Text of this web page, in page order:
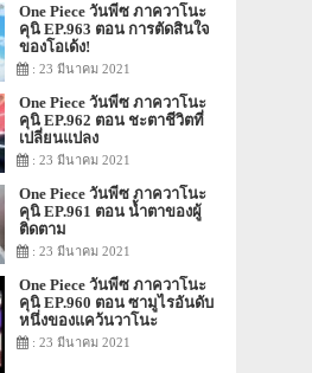
One Piece วันพีซ ภาควาโนะ
คุนิ EP.963 ตอน การตัดสินใจ
ของโอเด้ง!
: 23 มีนาคม 2021
One Piece วันพีซ ภาควาโนะ
คุนิ EP.962 ตอน ชะตาชีวิตที่
เปลี่ยนแปลง
: 23 มีนาคม 2021
One Piece วันพีซ ภาควาโนะ
คุนิ EP.961 ตอน น้ำตาของผู้
ติดตาม
: 23 มีนาคม 2021
One Piece วันพีซ ภาควาโนะ
คุนิ EP.960 ตอน ซามูไรอันดับ
หนึ่งของแคว้นวาโนะ
: 23 มีนาคม 2021